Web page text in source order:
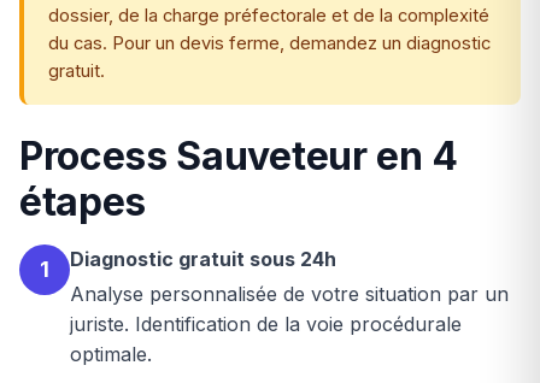
dossier, de la charge préfectorale et de la complexité
du cas. Pour un devis ferme, demandez un diagnostic
gratuit.
Process Sauveteur en 4
étapes
1
Diagnostic gratuit sous 24h
Analyse personnalisée de votre situation par un
juriste. Identification de la voie procédurale
optimale.